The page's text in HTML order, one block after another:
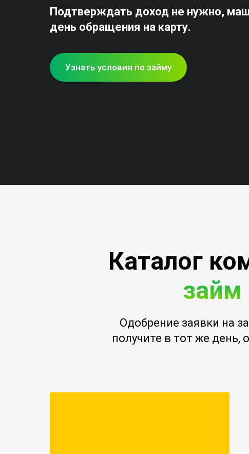
Подтверждать доход не нужно,
день обращения на карту.
Узнать условия по займу
Каталог
займ
Одобрение заявки на
получите в тот же день,